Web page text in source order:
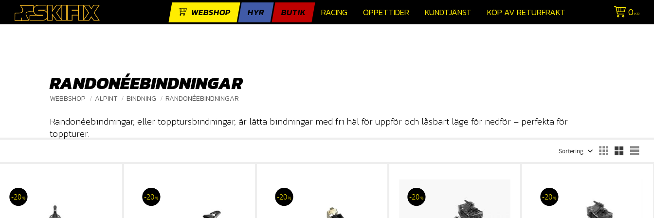
WEBSHOP HYR BUTIK RACING ÖPPETTIDER KUNDTJÄNST KÖP AV RETURFRAKT 0KR
RANDONÉEBINDNINGAR
WEBBSHOP ALPINT BINDNING RANDONÉEBINDNINGAR
Randonéebindningar, eller topptursbindningar, är lätta bindningar med fri häl för uppför och låsbart läge för nedför – perfekta för
toppturer.
20 % 20 % 20% 20 % 20 %